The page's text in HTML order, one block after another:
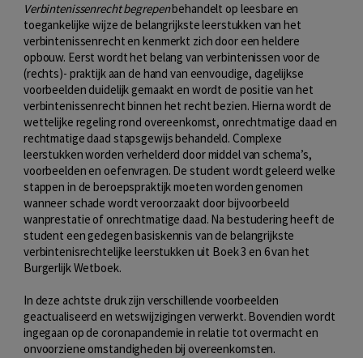
Verbintenissenrecht begrepenbehandelt op leesbare en
toegankelijke wijze de belangrijkste leerstukken van het
verbintenissenrecht en kenmerkt zich door een heldere
opbouw. Eerst wordt het belang van verbintenissen voor de
(rechts)- praktijk aan de hand van eenvoudige, dagelijkse
voorbeelden duidelijk gemaakt en wordt de positie van het
verbintenissenrecht binnen het recht bezien. Hierna wordt de
wettelijke regeling rond overeenkomst, onrechtmatige daad en
rechtmatige daad stapsgewijs behandeld. Complexe
leerstukken worden verhelderd door middel van schema’s,
voorbeelden en oefenvragen. De student wordt geleerd welke
stappen in de beroepspraktijk moeten worden genomen
wanneer schade wordt veroorzaakt door bijvoorbeeld
wanprestatie of onrechtmatige daad. Na bestudering heeft de
student een gedegen basiskennis van de belangrijkste
verbintenisrechtelijke leerstukken uit Boek 3 en 6 van het
Burgerlijk Wetboek.
In deze achtste druk zijn verschillende voorbeelden
geactualiseerd en wetswijzigingen verwerkt. Bovendien wordt
ingegaan op de coronapandemie in relatie tot overmacht en
onvoorziene omstandigheden bij overeenkomsten.